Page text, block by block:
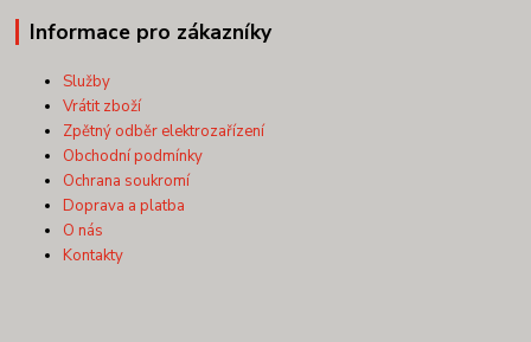
Informace pro zákazníky
Služby
Vrátit zboží
Zpětný odběr elektrozařízení
Obchodní podmínky
Ochrana soukromí
Doprava a platba
O nás
Kontakty